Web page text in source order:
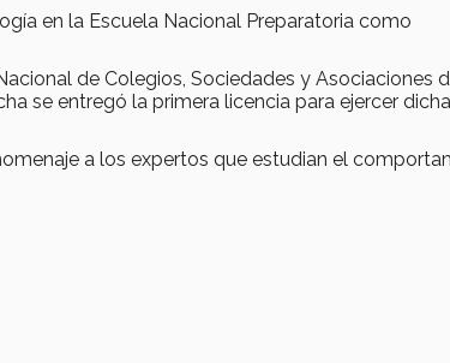
en la Escuela Nacional Preparatoria como
de Colegios, Sociedades y Asociaciones
se entregó la primera licencia para ejercer dicha
a los expertos que estudian el